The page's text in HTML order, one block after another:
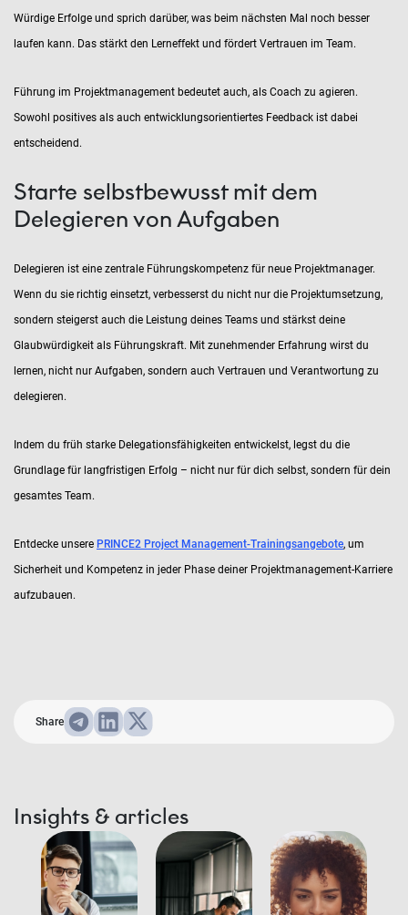
Würdige Erfolge und sprich darüber, was beim nächsten Mal noch besser
laufen kann. Das stärkt den Lerneffekt und fördert Vertrauen im Team.
Führung im Projektmanagement bedeutet auch, als Coach zu agieren.
Sowohl positives als auch entwicklungsorientiertes Feedback ist dabei
entscheidend.
Starte selbstbewusst mit dem
Delegieren von Aufgaben
Delegieren ist eine zentrale Führungskompetenz für neue Projektmanager.
Wenn du sie richtig einsetzt, verbesserst du nicht nur die Projektumsetzung,
sondern steigerst auch die Leistung deines Teams und stärkst deine
Glaubwürdigkeit als Führungskraft. Mit zunehmender Erfahrung wirst du
lernen, nicht nur Aufgaben, sondern auch Vertrauen und Verantwortung zu
delegieren.
Indem du früh starke Delegationsfähigkeiten entwickelst, legst du die
Grundlage für langfristigen Erfolg – nicht nur für dich selbst, sondern für dein
gesamtes Team.
Entdecke unsere PRINCE2 Project Management-Trainingsangebote, um
Sicherheit und Kompetenz in jeder Phase deiner Projektmanagement-Karriere
aufzubauen.
Share
Insights & articles